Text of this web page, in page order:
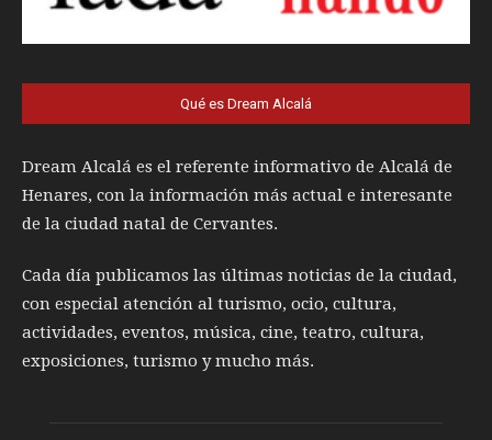
Qué es Dream Alcalá
Dream Alcalá es el referente informativo de Alcalá de
Henares, con la información más actual e interesante
de la ciudad natal de Cervantes.
Cada día publicamos las últimas noticias de la ciudad,
con especial atención al turismo, ocio, cultura,
actividades, eventos, música, cine, teatro, cultura,
exposiciones, turismo y mucho más.